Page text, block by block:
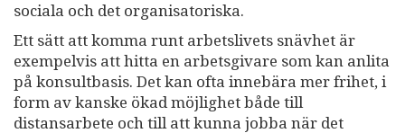
sociala och det organisatoriska.
Ett sätt att komma runt arbetslivets snävhet är
exempelvis att hitta en arbetsgivare som kan anlita
på konsultbasis. Det kan ofta innebära mer frihet, i
form av kanske ökad möjlighet både till
distansarbete och till att kunna jobba när det